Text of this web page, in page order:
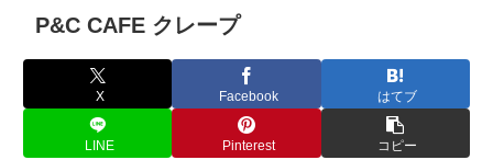
P&C CAFE クレープ
X Facebook はてブ
LINE Pinterest コピー